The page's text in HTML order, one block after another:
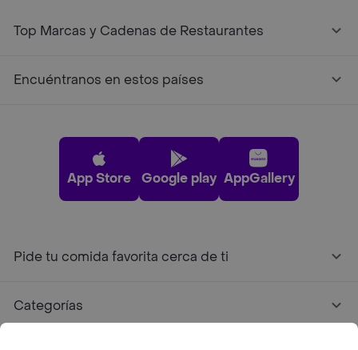
Top Marcas y Cadenas de Restaurantes
Encuéntranos en estos países
App Store Google play AppGallery
Pide tu comida favorita cerca de ti
Categorías